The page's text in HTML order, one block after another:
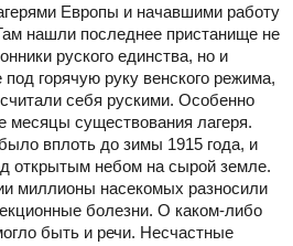
Европы и начавшими работу
нашли последнее пристанище не
руского единства, но и
горячую руку венского режима,
себя рускими. Особенно
существования лагеря.
вплоть до зимы 1915 года, и
открытым небом на сырой земле.
миллионы насекомых разносили
болезни. О каком-либо
быть и речи. Несчастные